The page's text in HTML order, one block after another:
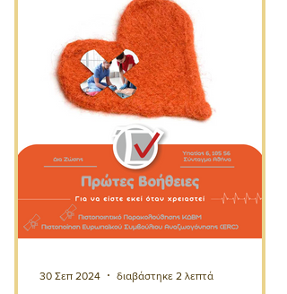
30 Σεπ 2024 διαβάστηκε 2 λεπτά